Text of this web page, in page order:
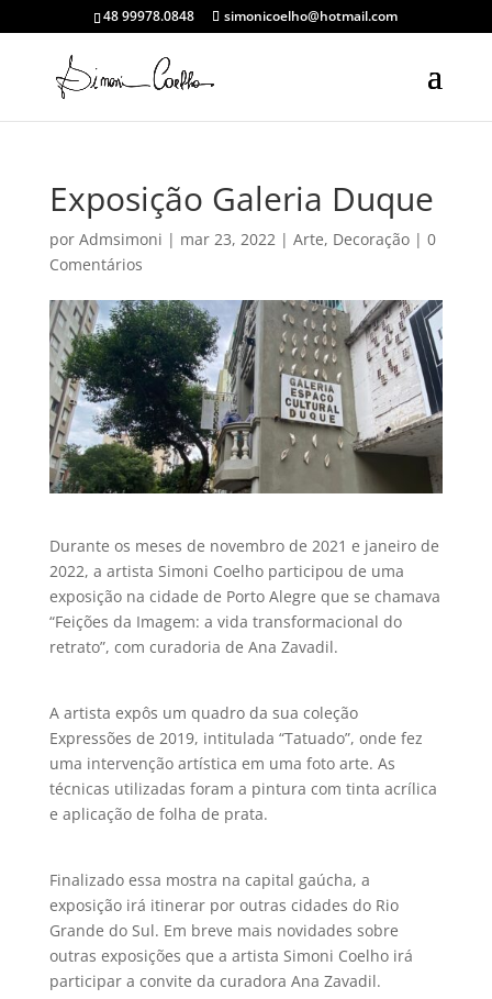
48 99978.0848 simonicoelho@hotmail.com
Exposição Galeria Duque
por Admsimoni | mar 23, 2022| Arte, Decoração| 0
Comentários
Durante os meses de novembro de 2021 e janeiro de
2022, a artista Simoni Coelho participou de uma
exposição na cidade de Porto Alegre que se chamava
“Feições da Imagem: a vida transformacional do
retrato”, com curadoria de Ana Zavadil.
A artista expôs um quadro da sua coleção
Expressões de 2019, intitulada “Tatuado”, onde fez
uma intervenção artística em uma foto arte. As
técnicas utilizadas foram a pintura com tinta acrílica
e aplicação de folha de prata.
Finalizado essa mostra na capital gaúcha, a
exposição irá itinerar por outras cidades do Rio
Grande do Sul. Em breve mais novidades sobre
outras exposições que a artista Simoni Coelho irá
participar a convite da curadora Ana Zavadil.